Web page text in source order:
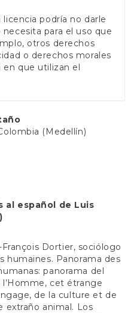
licencia podría no darle
para el uso que
otros derechos
o derechos morales
que utilizan el
(Medellín)
al español de Luis
Dortier, sociólogo
humaines. Panorama des
panorama del
cet étrange
de la culture et de
extraño animal. Los